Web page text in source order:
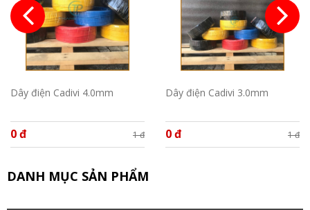
Dây điện Cadivi 4.0mm
0 đ 1 đ
Dây điện Cadivi 3.0mm
0 đ 1 đ
DANH MỤC SẢN PHẨM